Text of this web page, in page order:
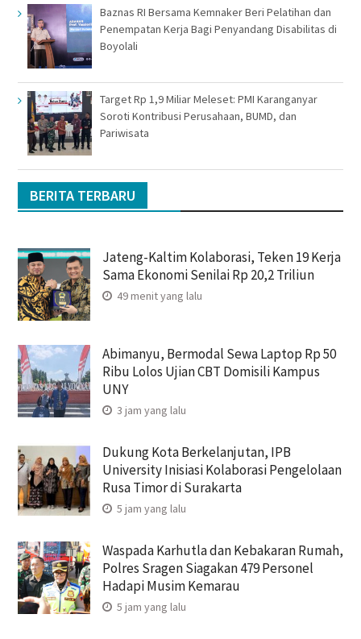
Baznas RI Bersama Kemnaker Beri Pelatihan dan
Penempatan Kerja Bagi Penyandang Disabilitas di
Boyolali
Target Rp 1,9 Miliar Meleset: PMI Karanganyar
Soroti Kontribusi Perusahaan, BUMD, dan
Pariwisata
BERITA TERBARU
Jateng-Kaltim Kolaborasi, Teken 19 Kerja
Sama Ekonomi Senilai Rp 20,2 Triliun
49 menit yang lalu
Abimanyu, Bermodal Sewa Laptop Rp 50
Ribu Lolos Ujian CBT Domisili Kampus
UNY
3 jam yang lalu
Dukung Kota Berkelanjutan, IPB
University Inisiasi Kolaborasi Pengelolaan
Rusa Timor di Surakarta
5 jam yang lalu
Waspada Karhutla dan Kebakaran Rumah,
Polres Sragen Siagakan 479 Personel
Hadapi Musim Kemarau
5 jam yang lalu